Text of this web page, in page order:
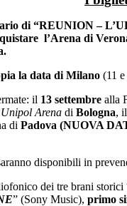
di “REUNION –
l’Arena di
la data di Milano (11
il 13 settembre alla
Unipol Arena di Bologna, il
di Padova (NUOVA
disponibili in
dei tre brani storici
” (Sony Music), primo